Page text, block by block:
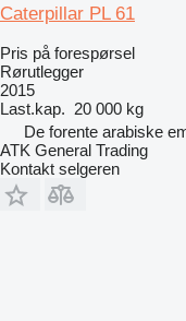
Caterpillar PL 61
Pris på forespørsel
Rørutlegger
2015
Last.kap. 20 000 kg
De forente arabiske
ATK General Trading
Kontakt selgeren